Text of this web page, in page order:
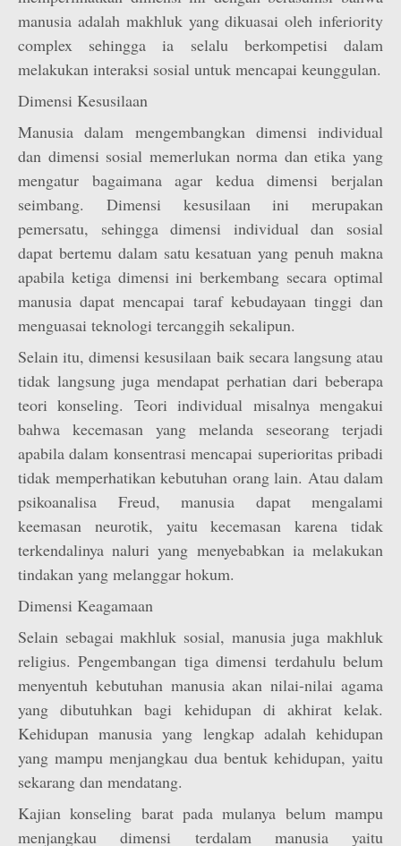
manusia adalah makhluk yang dikuasai oleh inferiority
complex sehingga ia selalu berkompetisi dalam
melakukan interaksi sosial untuk mencapai keunggulan.
Dimensi Kesusilaan
Manusia dalam mengembangkan dimensi individual
dan dimensi sosial memerlukan norma dan etika yang
mengatur bagaimana agar kedua dimensi berjalan
seimbang. Dimensi kesusilaan ini merupakan
pemersatu, sehingga dimensi individual dan sosial
dapat bertemu dalam satu kesatuan yang penuh makna
apabila ketiga dimensi ini berkembang secara optimal
manusia dapat mencapai taraf kebudayaan tinggi dan
menguasai teknologi tercanggih sekalipun.
Selain itu, dimensi kesusilaan baik secara langsung atau
tidak langsung juga mendapat perhatian dari beberapa
teori konseling. Teori individual misalnya mengakui
bahwa kecemasan yang melanda seseorang terjadi
apabila dalam konsentrasi mencapai superioritas pribadi
tidak memperhatikan kebutuhan orang lain. Atau dalam
psikoanalisa Freud, manusia dapat mengalami
keemasan neurotik, yaitu kecemasan karena tidak
terkendalinya naluri yang menyebabkan ia melakukan
tindakan yang melanggar hokum.
Dimensi Keagamaan
Selain sebagai makhluk sosial, manusia juga makhluk
religius. Pengembangan tiga dimensi terdahulu belum
menyentuh kebutuhan manusia akan nilai-nilai agama
yang dibutuhkan bagi kehidupan di akhirat kelak.
Kehidupan manusia yang lengkap adalah kehidupan
yang mampu menjangkau dua bentuk kehidupan, yaitu
sekarang dan mendatang.
Kajian konseling barat pada mulanya belum mampu
menjangkau dimensi terdalam manusia yaitu